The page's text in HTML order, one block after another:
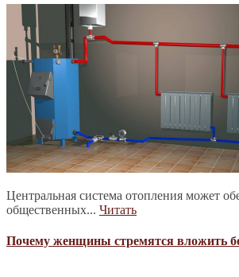
Центральная система отопления может
общественных... Читать
Почему женщины стремятся вложить